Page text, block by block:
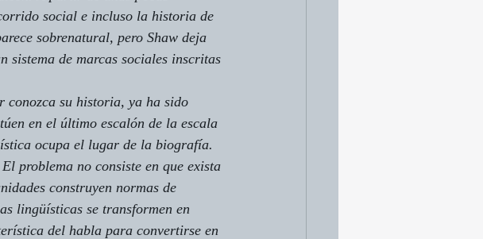
social e incluso la historia de
sobrenatural, pero Shaw deja
sistema de marcas sociales inscritas
conozca su historia, ya ha sido
en el último escalón de la escala
ocupa el lugar de la biografía.
problema no consiste en que exista
construyen normas de
lingüísticas se transformen en
del habla para convertirse en